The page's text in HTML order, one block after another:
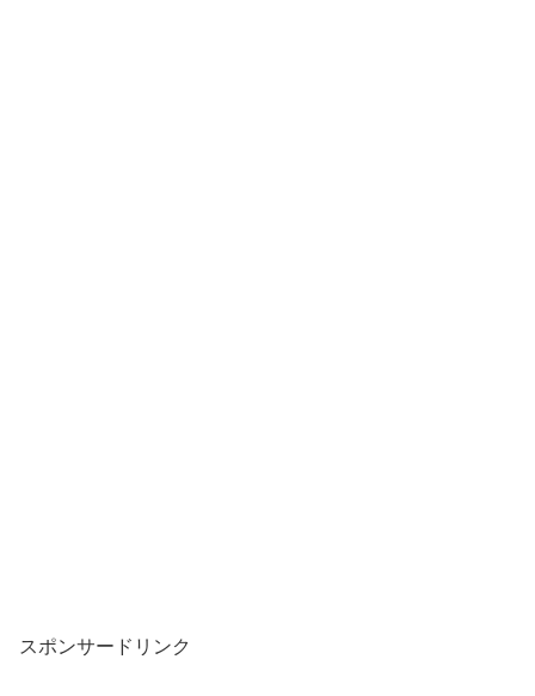
スポンサードリンク